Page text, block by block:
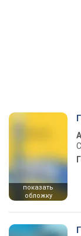
показать
обложку